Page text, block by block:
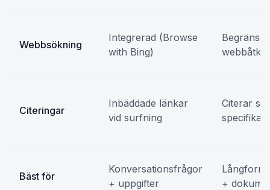
Webbsökning
Integrerad (Browse
with Bing)
Begränsad
Citeringar
Inbäddade länkar
vid surfning
Citerar
specifika
Bäst för
Konversationsfrågor
+ uppgifter
+